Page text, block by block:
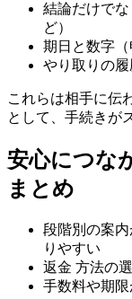
結論だけで
ど）
期日と数字
やり取りの履
これらは相手に伝
として、手続きが
安心につな
まとめ
段階別の案
りやすい
返金 方法の
手数料や期